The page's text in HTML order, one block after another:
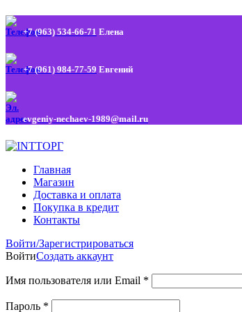
+7 (963) 534-66-71 Елена
+7 (961) 984-77-59 Евгений
evgeniy-nechaev-1989@mail.ru
Главная
Магазин
Доставка и оплата
Покупка в кредит
Контакты
Войти/Зарегистрироваться
ВойтиСоздать аккаунт
Имя пользователя или Email *
Пароль *